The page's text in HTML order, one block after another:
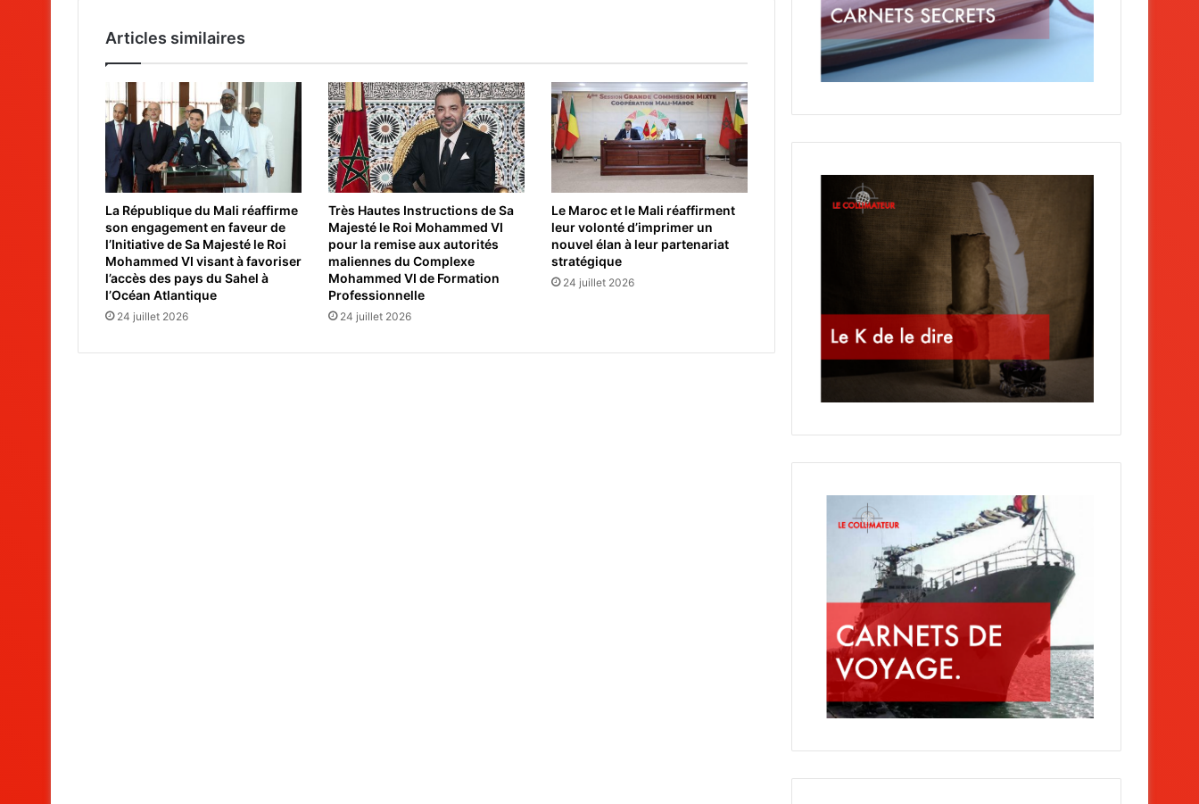
Articles similaires
La République du Mali réaffirme
son engagement en faveur de
l’Initiative de Sa Majesté le Roi
Mohammed VI visant à favoriser
l’accès des pays du Sahel à
l’Océan Atlantique
24 juillet 2026
Très Hautes Instructions de Sa
Majesté le Roi Mohammed VI
pour la remise aux autorités
maliennes du Complexe
Mohammed VI de Formation
Professionnelle
24 juillet 2026
Le Maroc et le Mali réaffirment
leur volonté d’imprimer un
nouvel élan à leur partenariat
stratégique
24 juillet 2026